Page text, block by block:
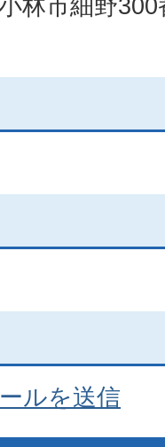
林市細野300
ルを送信